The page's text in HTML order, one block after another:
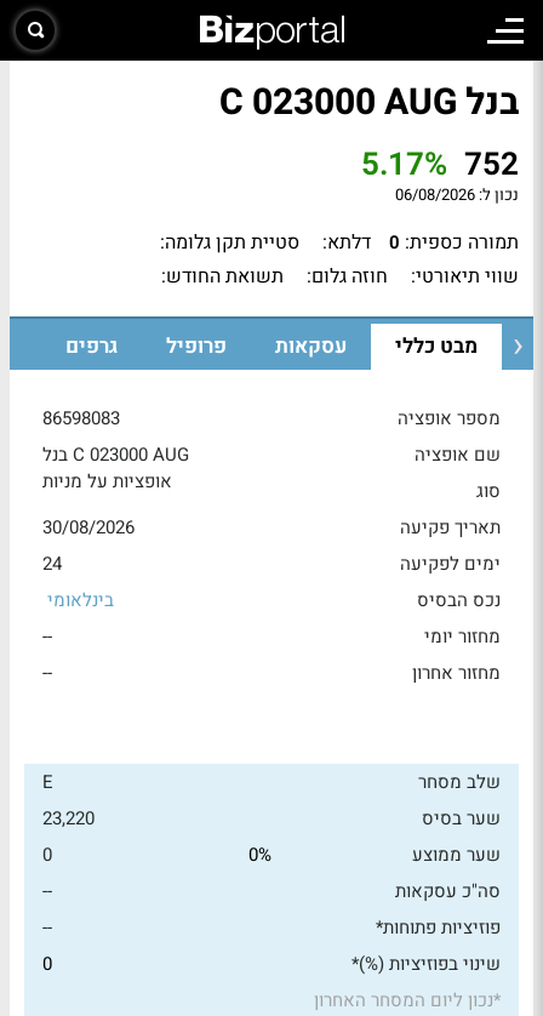
בנל C 023000 AUG
752
5.17%
נכון ל: 06/08/2026
תמורה כספית: 0 דלתא:
סטיית תקן גלומה:
שווי תיאורטי:
חוזה גלום: תשואת החודש:
מבט כללי עסקאות פרופיל גרפים
מספר אופציה
86598083
שם אופציה
בנל C 023000 AUG
סוג
אופציות על מניות
תאריך פקיעה
30/08/2026
ימים לפקיעה
24
נכס הבסיס
בינלאומי
מחזור יומי
--
מחזור אחרון
--
שלב מסחר
E
שער בסיס
23,220
שער ממוצע
0%
0
סה"כ עסקאות
--
פוזיציות פתוחות*
--
שינוי בפוזיציות (%)*
0
*נכון ליום המסחר האחרון